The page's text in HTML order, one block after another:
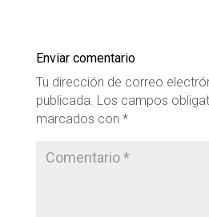
Enviar comentario
Tu dirección de correo
publicada. Los campos
marcados con *